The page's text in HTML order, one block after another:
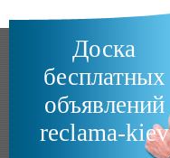
Доска
бесплатных
объявлений
reclama-kiev